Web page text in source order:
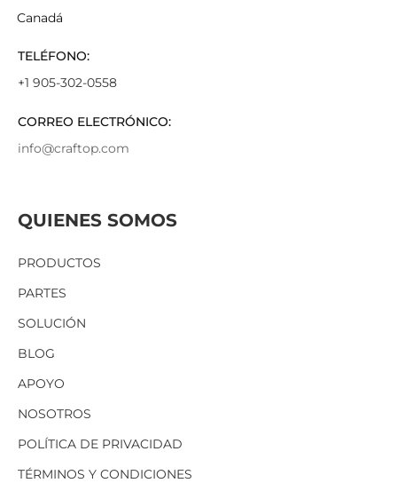
QUIENES SOMOS
PRODUCTOS
PARTES
SOLUCIÓN
BLOG
APOYO
NOSOTROS
POLÍTICA DE PRIVACIDAD
TÉRMINOS Y CONDICIONES
Canadá
TELÉFONO:
+1 905-302-0558
CORREO ELECTRÓNICO:
info@craftop.com